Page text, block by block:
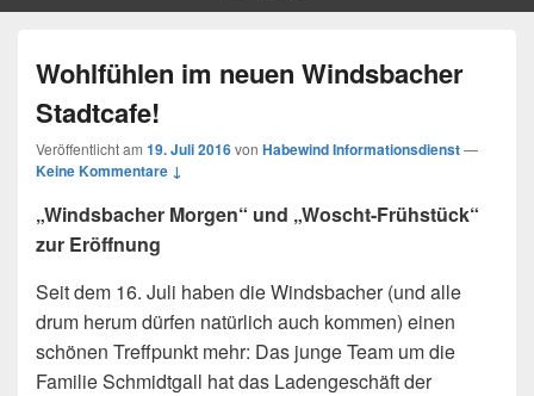
Wohlfühlen im neuen Windsbacher
Stadtcafe!
Veröffentlicht am 19. Juli 2016von Habewind Informationsdienst—
Keine Kommentare ↓
„Windsbacher Morgen“ und „Woscht-Frühstück“
zur Eröffnung
Seit dem 16. Juli haben die Windsbacher (und alle
drum herum dürfen natürlich auch kommen) einen
schönen Treffpunkt mehr: Das junge Team um die
Familie Schmidtgall hat das Ladengeschäft der